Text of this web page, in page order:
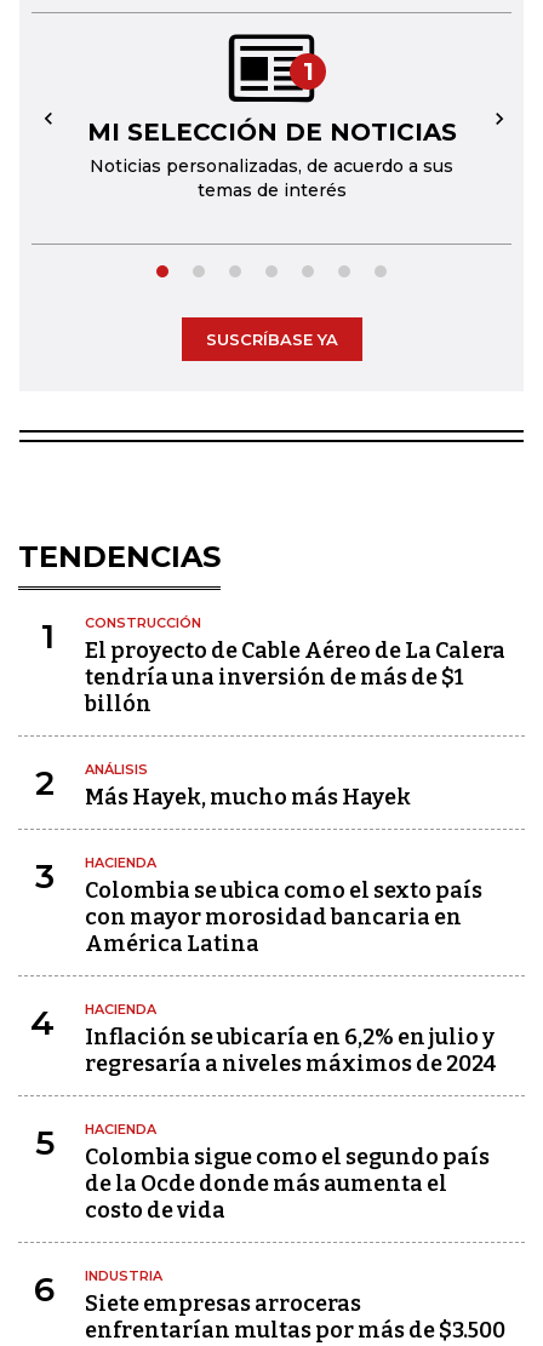
1
MI SELECCIÓN DE NOTICIAS
Noticias personalizadas, de acuerdo a sus
temas de interés
← →
SUSCRÍBASE YA
TENDENCIAS
1 CONSTRUCCIÓN
El proyecto de Cable Aéreo de La Calera
tendría una inversión de más de $1
billón
2 ANÁLISIS
Más Hayek, mucho más Hayek
3 HACIENDA
Colombia se ubica como el sexto país
con mayor morosidad bancaria en
América Latina
4 HACIENDA
Inflación se ubicaría en 6,2% en julio y
regresaría a niveles máximos de 2024
5 HACIENDA
Colombia sigue como el segundo país
de la Ocde donde más aumenta el
costo de vida
6 INDUSTRIA
Siete empresas arroceras
enfrentarían multas por más de $3.500